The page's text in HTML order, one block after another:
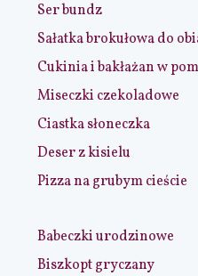
Ser bundz
Sałatka brokułowa do
Cukinia i bakłażan w
Miseczki czekoladowe
Ciastka słoneczka
Deser z kisielu
Pizza na grubym cieście
Babeczki urodzinowe
Biszkopt gryczany